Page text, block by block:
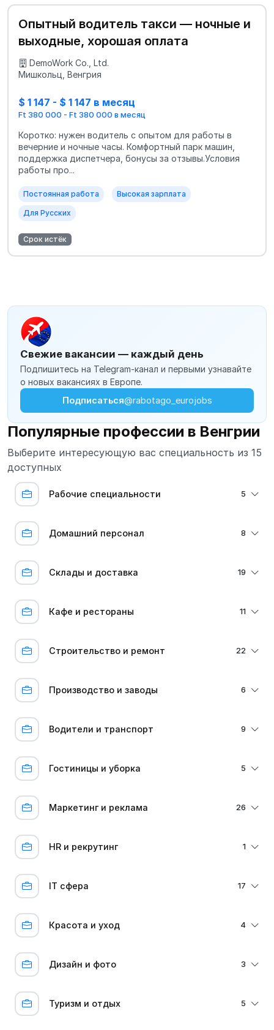
Опытный водитель такси — ночные и
выходные, хорошая оплата
DemoWork Co., Ltd.
Мишкольц, Венгрия
$ 1 147 - $ 1 147 в месяц
Ft 380 000 - Ft 380 000 в месяц
Коротко: нужен водитель с опытом для работы в
вечерние и ночные часы. Комфортный парк машин,
поддержка диспетчера, бонусы за отзывы.Условия
работы про...
Постоянная работа Высокая зарплата
Для Русских
Срок истёк
Свежие вакансии — каждый день
Подпишитесь на Telegram-канал и первыми узнавайте
о новых вакансиях в Европе.
Подписаться@rabotago_eurojobs
Популярные профессии в Венгрии
Выберите интересующую вас специальность из 15
доступных
Рабочие специальности 5
Домашний персонал 8
Склады и доставка 19
Кафе и рестораны 11
Строительство и ремонт 22
Производство и заводы 6
Водители и транспорт 9
Гостиницы и уборка 5
Маркетинг и реклама 26
HR и рекрутинг 1
IT сфера 17
Красота и уход 4
Дизайн и фото 3
Туризм и отдых 5